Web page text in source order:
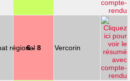
6 - 8 Vercorin